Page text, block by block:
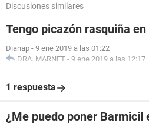
Discusiones similares
Tengo picazón rasquiña
Dianap - 9 ene 2019 a las 01:22
DRA. MARNET - 9 ene 2019 a las 12:17
1 respuesta
¿Me puedo poner Barmicil